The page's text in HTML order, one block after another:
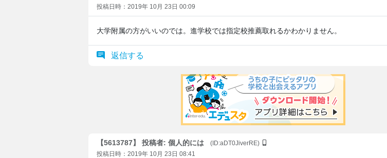
投稿日時：2019年 10月 23日 00:09
大学附属の方がいいのでは。進学校では指定校推薦取れるかわかりません。
返信する
【5613787】 投稿者: 個人的には
(ID:aDT0JiverRE)
投稿日時：2019年 10月 23日 08:41